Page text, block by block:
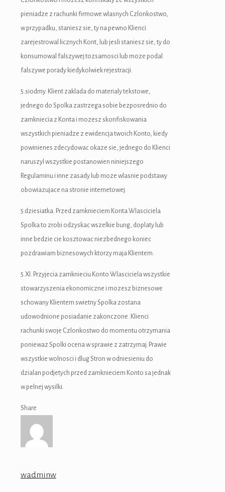
pieniadze z rachunki firmowe wlasnych Czlonkostwo,
w przypadku, staniesz sie, ty na pewno Klienci
zarejestrowal licznych Kont, lub jesli staniesz sie, ty do
konsumowal falszywej tozsamosci lub moze podal
falszywe porady kiedykolwiek rejestracji.
5.siodmy. Klient zaklada do materialy tekstowe,
jednego do Spolka zastrzega sobie bezposrednio do
zamkniecia z Konta i mozesz skonfiskowania
wszystkich pieniadze z ewidencja twoich Konto, kiedy
powinienes zdecydowac okaze sie, jednego do Klienci
naruszyl wszystkie postanowien niniejszego
Regulaminu i inne zasady lub moze wlasnie podstawy
obowiazujace na stronie internetowej.
5.dziesiatka. Przed zamknieciem Konta Wlasciciela
Spolka to zrobi odzyskac wszelkie bung, doplaty lub
inne bedzie cie kosztowac niezbednego koniec
pozdrawiam biznesowych ktorzy maja Klientem.
5.XI. Przyjecia zamknieciu Konto Wlasciciela wszystkie
stowarzyszenia ekonomiczne i mozesz biznesowe
schowany Klientem swietny Spolka zostana
udowodnione posiadanie zakonczone. Klienci
rachunki swoje Czlonkostwo do momentu otrzymania
poniewaz Spolki ocena w sprawie z zatrzymaj. Prawie
wszystkie wolnosci i dlug Stron w odniesieniu do
dzialan podjetych przed zamknieciem Konto sa jednak
w pelnej wysilki.
Share
wadminw